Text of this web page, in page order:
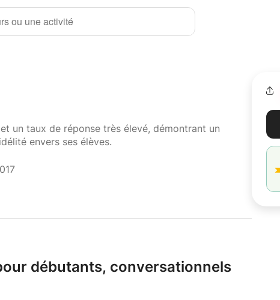
ou une activité
un taux de réponse très élevé, démontrant un
envers ses élèves.
débutants, conversationnels